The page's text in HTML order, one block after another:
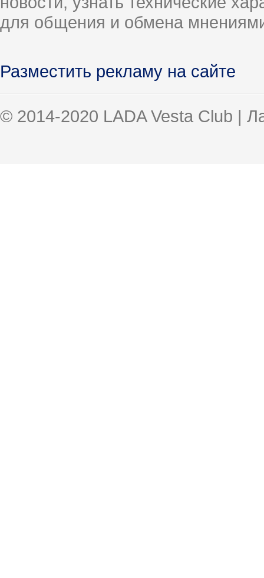
для общения и обмена
Разместить рекламу на сайте
© 2014-2020 LADA Vesta Club |